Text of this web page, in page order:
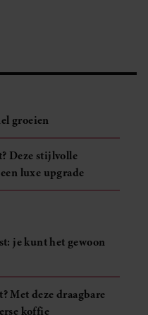
groeien
Deze stijlvolle
luxe upgrade
je kunt het gewoon
Met deze draagbare
koffie